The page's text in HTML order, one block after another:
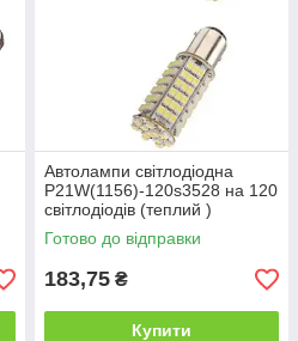
Автолампи світлодіодна
P21W(1156)-120s3528 на 120
світлодіодів (теплий )
Готово до відправки
183,75 ₴
Купити